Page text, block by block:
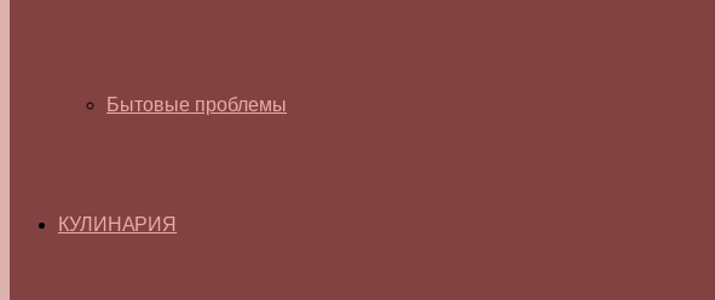
Бытовые проблемы
КУЛИНАРИЯ